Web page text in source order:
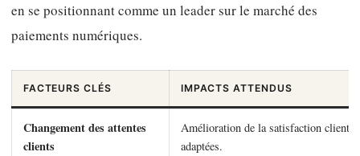
en se positionnant comme un leader sur le marché des
paiements numériques.
FACTEURS CLÉS IMPACTS ATTENDUS
Changement des attentes
clients
Amélioration de la satisfaction client
adaptées.